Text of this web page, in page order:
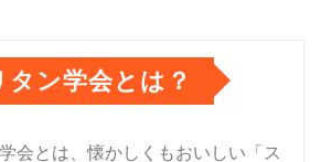
ン学会とは？